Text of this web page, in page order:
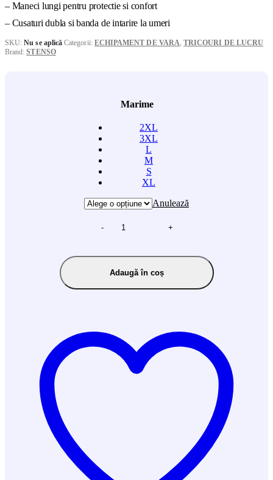
– Maneci lungi pentru protectie si confort
– Cusaturi dubla si banda de intarire la umeri
SKU:Nu se aplică Categorii: ECHIPAMENT DE VARA TRICOURI DE LUCRU
Brand:STENSO
Marime
2XL
3XL
L
M
S
XL
Anulează
- +
Adaugă în coș